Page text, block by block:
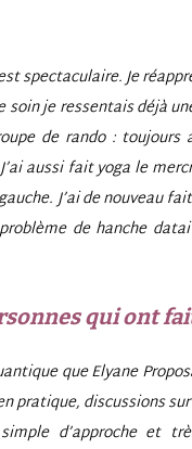
spectaculaire. Je
soin je ressentais déjà
de rando :
aussi fait yoga le
J’ai de nouveau
de hanche
qui ont
que Elyane
pratique, discussions
d’approche et